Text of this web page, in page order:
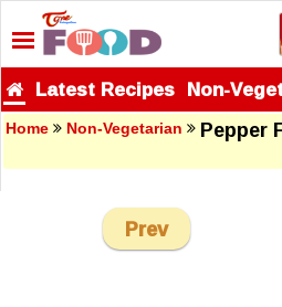
Latest Recipes Non-
Home Non-Vegetarian Pepper
Prev